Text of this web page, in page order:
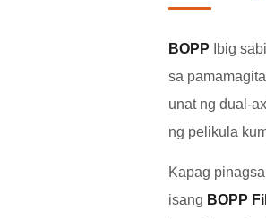
BOPP Ibig
sa
unat ng dual-
ng pelikula
Kapag
isang BOPP